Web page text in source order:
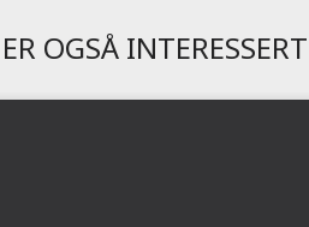
OGSÅ INTERESSERT